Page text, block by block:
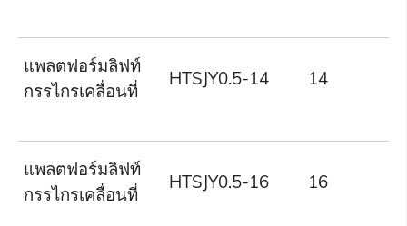
แพลตฟอร์มลิฟท์
กรรไกรเคลื่อนที่
HTSJY0.5-14 14
แพลตฟอร์มลิฟท์
กรรไกรเคลื่อนที่
HTSJY0.5-16 16